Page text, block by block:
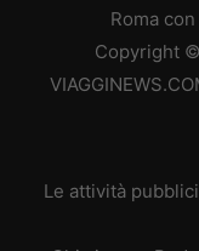
Roma
Copyright
Le attività